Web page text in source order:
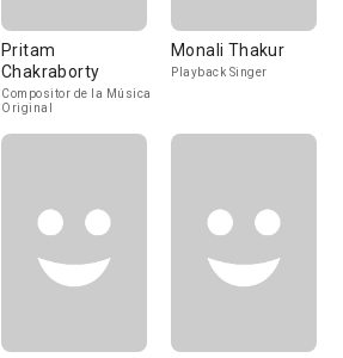
Pritam
Chakraborty
Compositor de la Música
Original
Monali Thakur
Playback Singer